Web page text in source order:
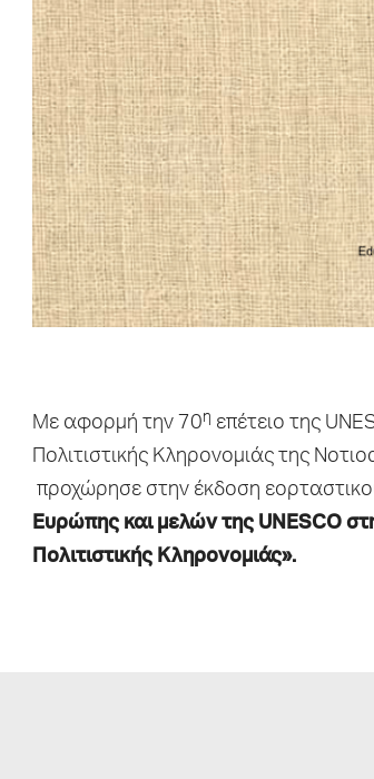
Με αφορμή την 70η επέτειο της
Πολιτιστικής Κληρονομιάς της
προχώρησε στην έκδοση
Eυρώπης και μελών της UNESCO
Πολιτιστικής Κληρονομιάς».